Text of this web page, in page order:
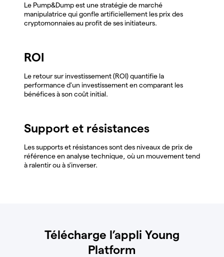
Le Pump&Dump est une stratégie de marché
manipulatrice qui gonfle artificiellement les prix des
cryptomonnaies au profit de ses initiateurs.
ROI
Le retour sur investissement (ROI) quantifie la
performance d'un investissement en comparant les
bénéfices à son coût initial.
Support et résistances
Les supports et résistances sont des niveaux de prix de
référence en analyse technique, où un mouvement tend
à ralentir ou à s'inverser.
Télécharge l’appli Young
Platform